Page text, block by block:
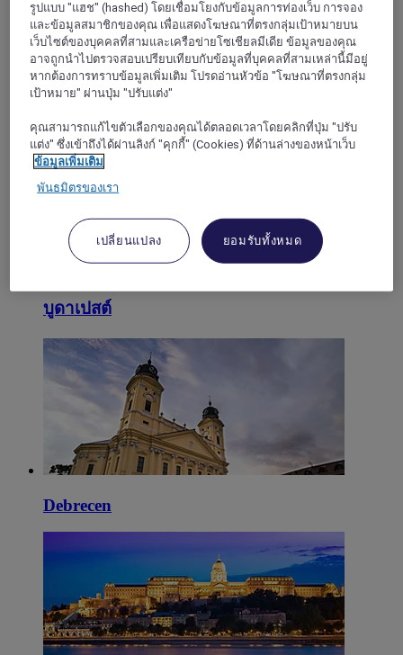
บูดาเปสต์
Debrecen
รูปแบบ "แฮช" (hashed) โดยเชื่อมโยงกับข้อมูลการท่องเว็บ การจอง
และข้อมูลสมาชิกของคุณ เพื่อแสดงโฆษณาที่ตรงกลุ่มเป้าหมายบน
เว็บไซต์ของบุคคลที่สามและเครือข่ายโซเชียลมีเดีย ข้อมูลของคุณ
อาจถูกนำไปตรวจสอบเปรียบเทียบกับข้อมูลที่บุคคลที่สามเหล่านี้มีอยู่
หากต้องการทราบข้อมูลเพิ่มเติม โปรดอ่านหัวข้อ "โฆษณาที่ตรงกลุ่ม
เป้าหมาย" ผ่านปุ่ม "ปรับแต่ง"
คุณสามารถแก้ไขตัวเลือกของคุณได้ตลอดเวลาโดยคลิกที่ปุ่ม "ปรับ
แต่ง" ซึ่งเข้าถึงได้ผ่านลิงก์ "คุกกี้" (Cookies) ที่ด้านล่างของหน้าเว็บ
ข้อมูลเพิ่มเติม
พันธมิตรของเรา
เปลี่ยนแปลง ยอมรับทั้งหมด